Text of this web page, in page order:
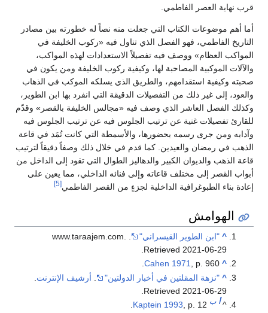
قرب نهاية العصر الفاطمي.
أما أهم موضوعات الكتاب التي جعلت منه نصاً له خطورته بين مصادر
التاريخ الفاطمي، فهو الفصل الذي تناول فيه «ركوب الخليفة في
المواكب العظام» ووصف فيه تفصيلاً الاستعدادات لهذه المواكب،
والآلات الموكبية المصاحبة لها، وكيفية ركوب الخليفة ومن يكون في
صحبته وكيفية استقدامهم، والطريق الذي يسلكه الموكب في الذهاب
والعود، إلى غير ذلك من التفصيلات الدقيقة التي انفرد بها ابن الطوير،
وكذلك الفصل العاشر الذي وصف فيه «مجالس الخليفة بالقصر» وقدّم
للقارئ تفصيلات غنية عن ترتيب الجلوس فيه عن ترتيب الجلوس فيه
وآدابه ومن جرى رسمه بحضورها، والأسمطة التي كانت تُمَد في قاعة
الذهب في رمضان والعيدين. كما قدم في خلال ذلك وصفاً دقيقاً لترتيب
قاعة الذهب والديوان الكبير والدهاليز الطوال التي تقود إلى الداخل من
أبواب القصر إلى مختلف قاعاته وإلى فنائه الداخلي، مما يعين على
إعادة بناء الطبوغرافية الداخلية لجزءٍ من القصر الفاطمي[5]
الهوامش
^ "ابن الطوير القيسراني"
Retrieved 2021-06-29
^
Cahen 1971, p. 960.
^ "نزهة المقلتين في أخبار الدولتين" أرشيف الإنترنت
Retrieved 2021-06-29
^أ ب Kaptein 1993 , p. 12.